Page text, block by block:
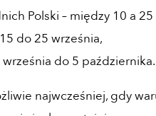
Polski – między 10 a 25
do 25 września,
do 5 października.
najwcześniej, gdy